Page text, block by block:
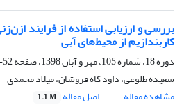
بررسی و ارزیابی استفاده از فرایند
کاربندازیم از محیط‌های آبی
دوره 18، شماره 105، مهر و آبان 1398، صفحه
52-64
سعیده طلوعی، داود کاه فروشان، میلاد محمدی
مشاهده مقاله
اصل مقاله 1.1 M